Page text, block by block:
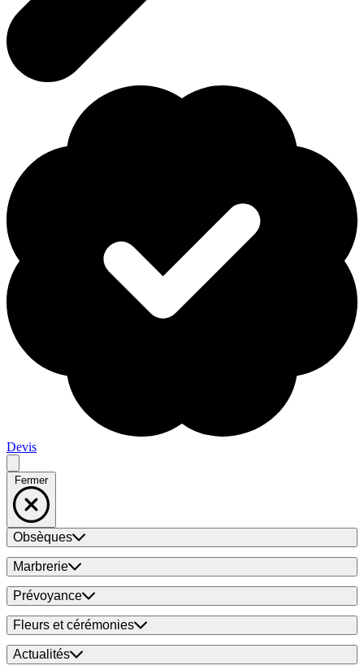
Devis
Fermer
Obsèques
Marbrerie
Prévoyance
Fleurs et cérémonies
Actualités